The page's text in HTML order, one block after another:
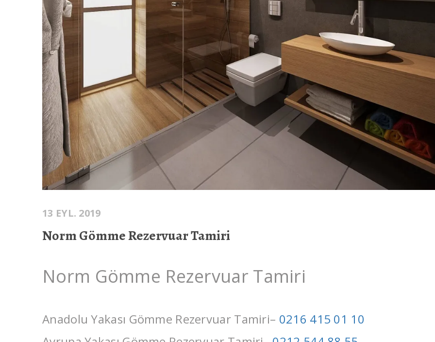
13 EYL. 2019
Norm Gömme Rezervuar Tamiri
Norm Gömme Rezervuar Tamiri
Anadolu Yakası Gömme Rezervuar Tamiri– 0216 415 01 10